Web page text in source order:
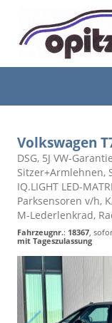
Volkswagen
DSG, 5J VW-
Sitzer+Armlehnen,
IQ.LIGHT LED-
Parksensoren v/h,
M-Lederlenkrad,
Fahrzeugnr.: 18367,
mit Tageszulassung